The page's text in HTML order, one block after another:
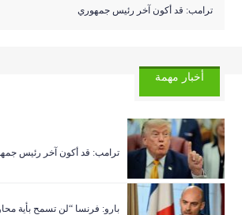
ترامب: قد أكون آخر رئيس جمهوري
أخبار مهمة
ترامب: قد أكون آخر رئيس
بارو: فرنسا “لن تسمح بأية